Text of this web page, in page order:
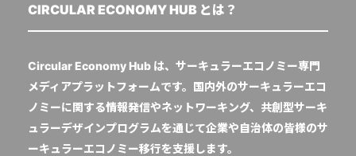
CIRCULAR ECONOMY HUB とは？
Circular Economy Hub は、サーキュラーエコノミー専門
メディアプラットフォームです。国内外のサーキュラーエコ
ノミーに関する情報発信やネットワーキング、共創型サーキ
ュラーデザインプログラムを通じて企業や自治体の皆様のサ
ーキュラーエコノミー移行を支援します。